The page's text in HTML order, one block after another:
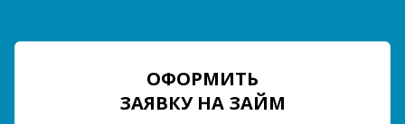
ОФОРМИТЬ
ЗАЯВКУ НА ЗАЙМ